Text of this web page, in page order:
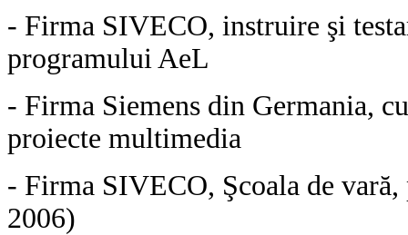
- Firma SIVECO, instruire şi
programului AeL
- Firma Siemens din Germania,
proiecte multimedia
- Firma SIVECO, Şcoala de
2006)